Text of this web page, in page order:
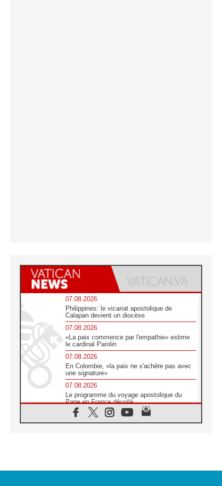
07.08.2026
Philippines: le vicariat apostolique de
Calapan devient un diocèse
07.08.2026
«La paix commence par l'empathie» estime
le cardinal Parolin
07.08.2026
En Colombie, «la paix ne s'achète pas avec
une signature»
07.08.2026
Le programme du voyage apostolique du
Pape en France dévoilé
07.08.2026
1ère Conférence continentale sur l'éducation
07.08.2026